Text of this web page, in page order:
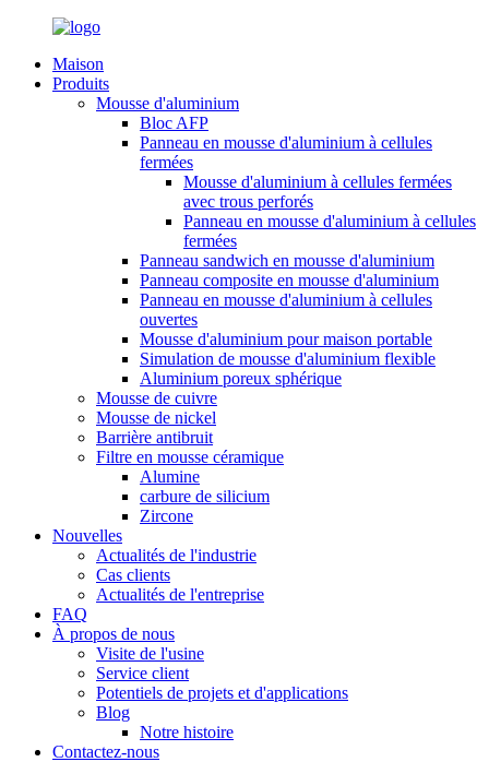
Maison
Produits
Mousse d'aluminium
Bloc AFP
Panneau en mousse d'aluminium à cellules
fermées
Mousse d'aluminium à cellules fermées
avec trous perforés
Panneau en mousse d'aluminium à cellules
fermées
Panneau sandwich en mousse d'aluminium
Panneau composite en mousse d'aluminium
Panneau en mousse d'aluminium à cellules
ouvertes
Mousse d'aluminium pour maison portable
Simulation de mousse d'aluminium flexible
Aluminium poreux sphérique
Mousse de cuivre
Mousse de nickel
Barrière antibruit
Filtre en mousse céramique
Alumine
carbure de silicium
Zircone
Nouvelles
Actualités de l'industrie
Cas clients
Actualités de l'entreprise
FAQ
À propos de nous
Visite de l'usine
Service client
Potentiels de projets et d'applications
Blog
Notre histoire
Contactez-nous